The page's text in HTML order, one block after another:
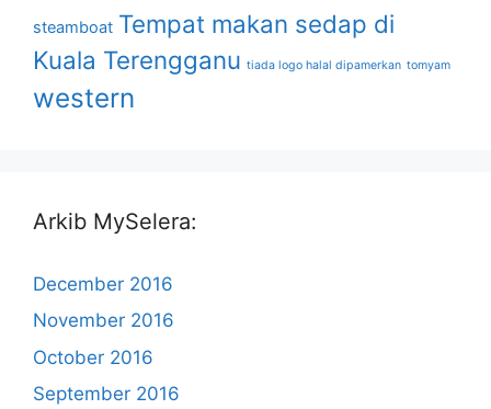
steamboat Tempat makan sedap di
Kuala Terengganu tiada logo halal dipamerkan tomyam
western
Arkib MySelera:
December 2016
November 2016
October 2016
September 2016